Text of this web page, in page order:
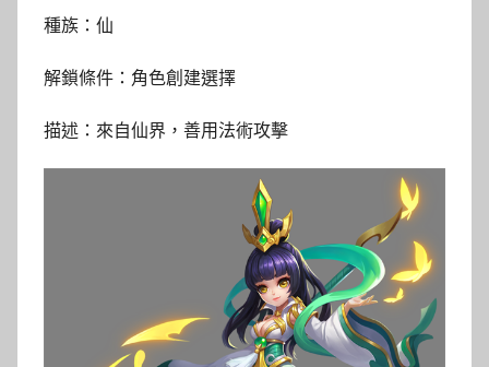
種族：仙
解鎖條件：角色創建選擇
描述：來自仙界，善用法術攻擊